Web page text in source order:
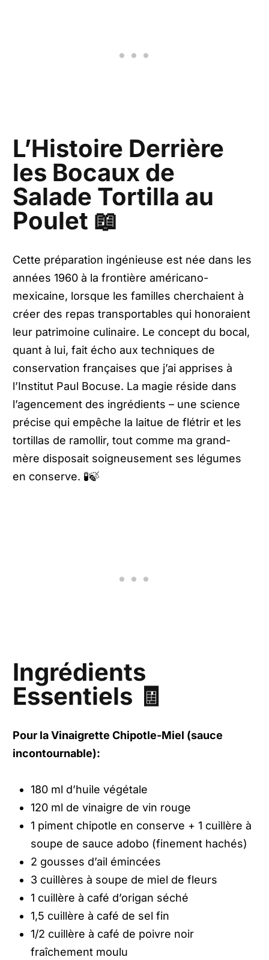
L’Histoire Derrière
les Bocaux de
Salade Tortilla au
Poulet 📖
Cette préparation ingénieuse est née dans les
années 1960 à la frontière américano-
mexicaine, lorsque les familles cherchaient à
créer des repas transportables qui honoraient
leur patrimoine culinaire. Le concept du bocal,
quant à lui, fait écho aux techniques de
conservation françaises que j’ai apprises à
l’Institut Paul Bocuse. La magie réside dans
l’agencement des ingrédients – une science
précise qui empêche la laitue de flétrir et les
tortillas de ramollir, tout comme ma grand-
mère disposait soigneusement ses légumes
en conserve. 🧪🍃
Ingrédients
Essentiels 🧾
Pour la Vinaigrette Chipotle-Miel (sauce
incontournable):
180 ml d’huile végétale
120 ml de vinaigre de vin rouge
1 piment chipotle en conserve + 1 cuillère à
soupe de sauce adobo (finement hachés)
2 gousses d’ail émincées
3 cuillères à soupe de miel de fleurs
1 cuillère à café d’origan séché
1,5 cuillère à café de sel fin
1/2 cuillère à café de poivre noir
fraîchement moulu